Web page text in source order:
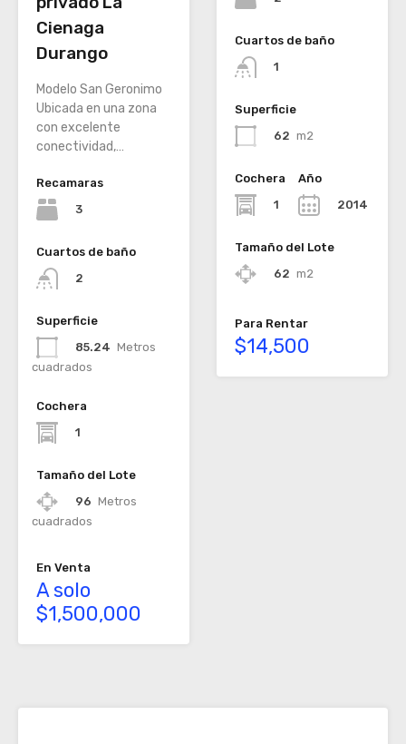
Cienaga
Durango
Modelo San Geronimo
Ubicada en una zona
con excelente
conectividad,…
Recamaras
3
Cuartos de baño
2
Superficie
85.24 Metros
cuadrados
Cochera
1
Tamaño del Lote
96 Metros
cuadrados
En Venta
A solo
$1,500,000
Cuartos de baño
1
Superficie
62 m2
Cochera
1
Año
2014
Tamaño del Lote
62 m2
Para Rentar
$14,500